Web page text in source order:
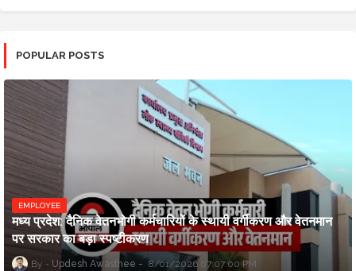
POPULAR POSTS
EMPLOYEE
मध्य प्रदेश: दैनिक वेतनभोगी कर्मचारियों के स्थायी वर्गीकरण और वेतनमान
पर सरकार का बड़ा स्पष्टीकरण
Updesh Awasthee 8/01/2026 07:07:00 PM